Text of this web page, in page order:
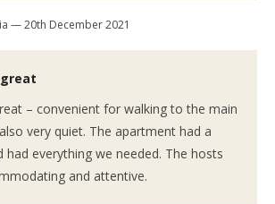
— 20th December 2021
– convenient for walking to the main
very quiet. The apartment had a
had everything we needed. The hosts
and attentive.